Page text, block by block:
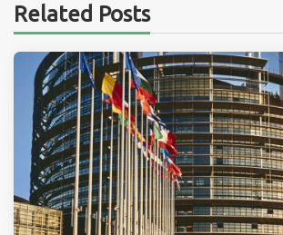
Related Posts